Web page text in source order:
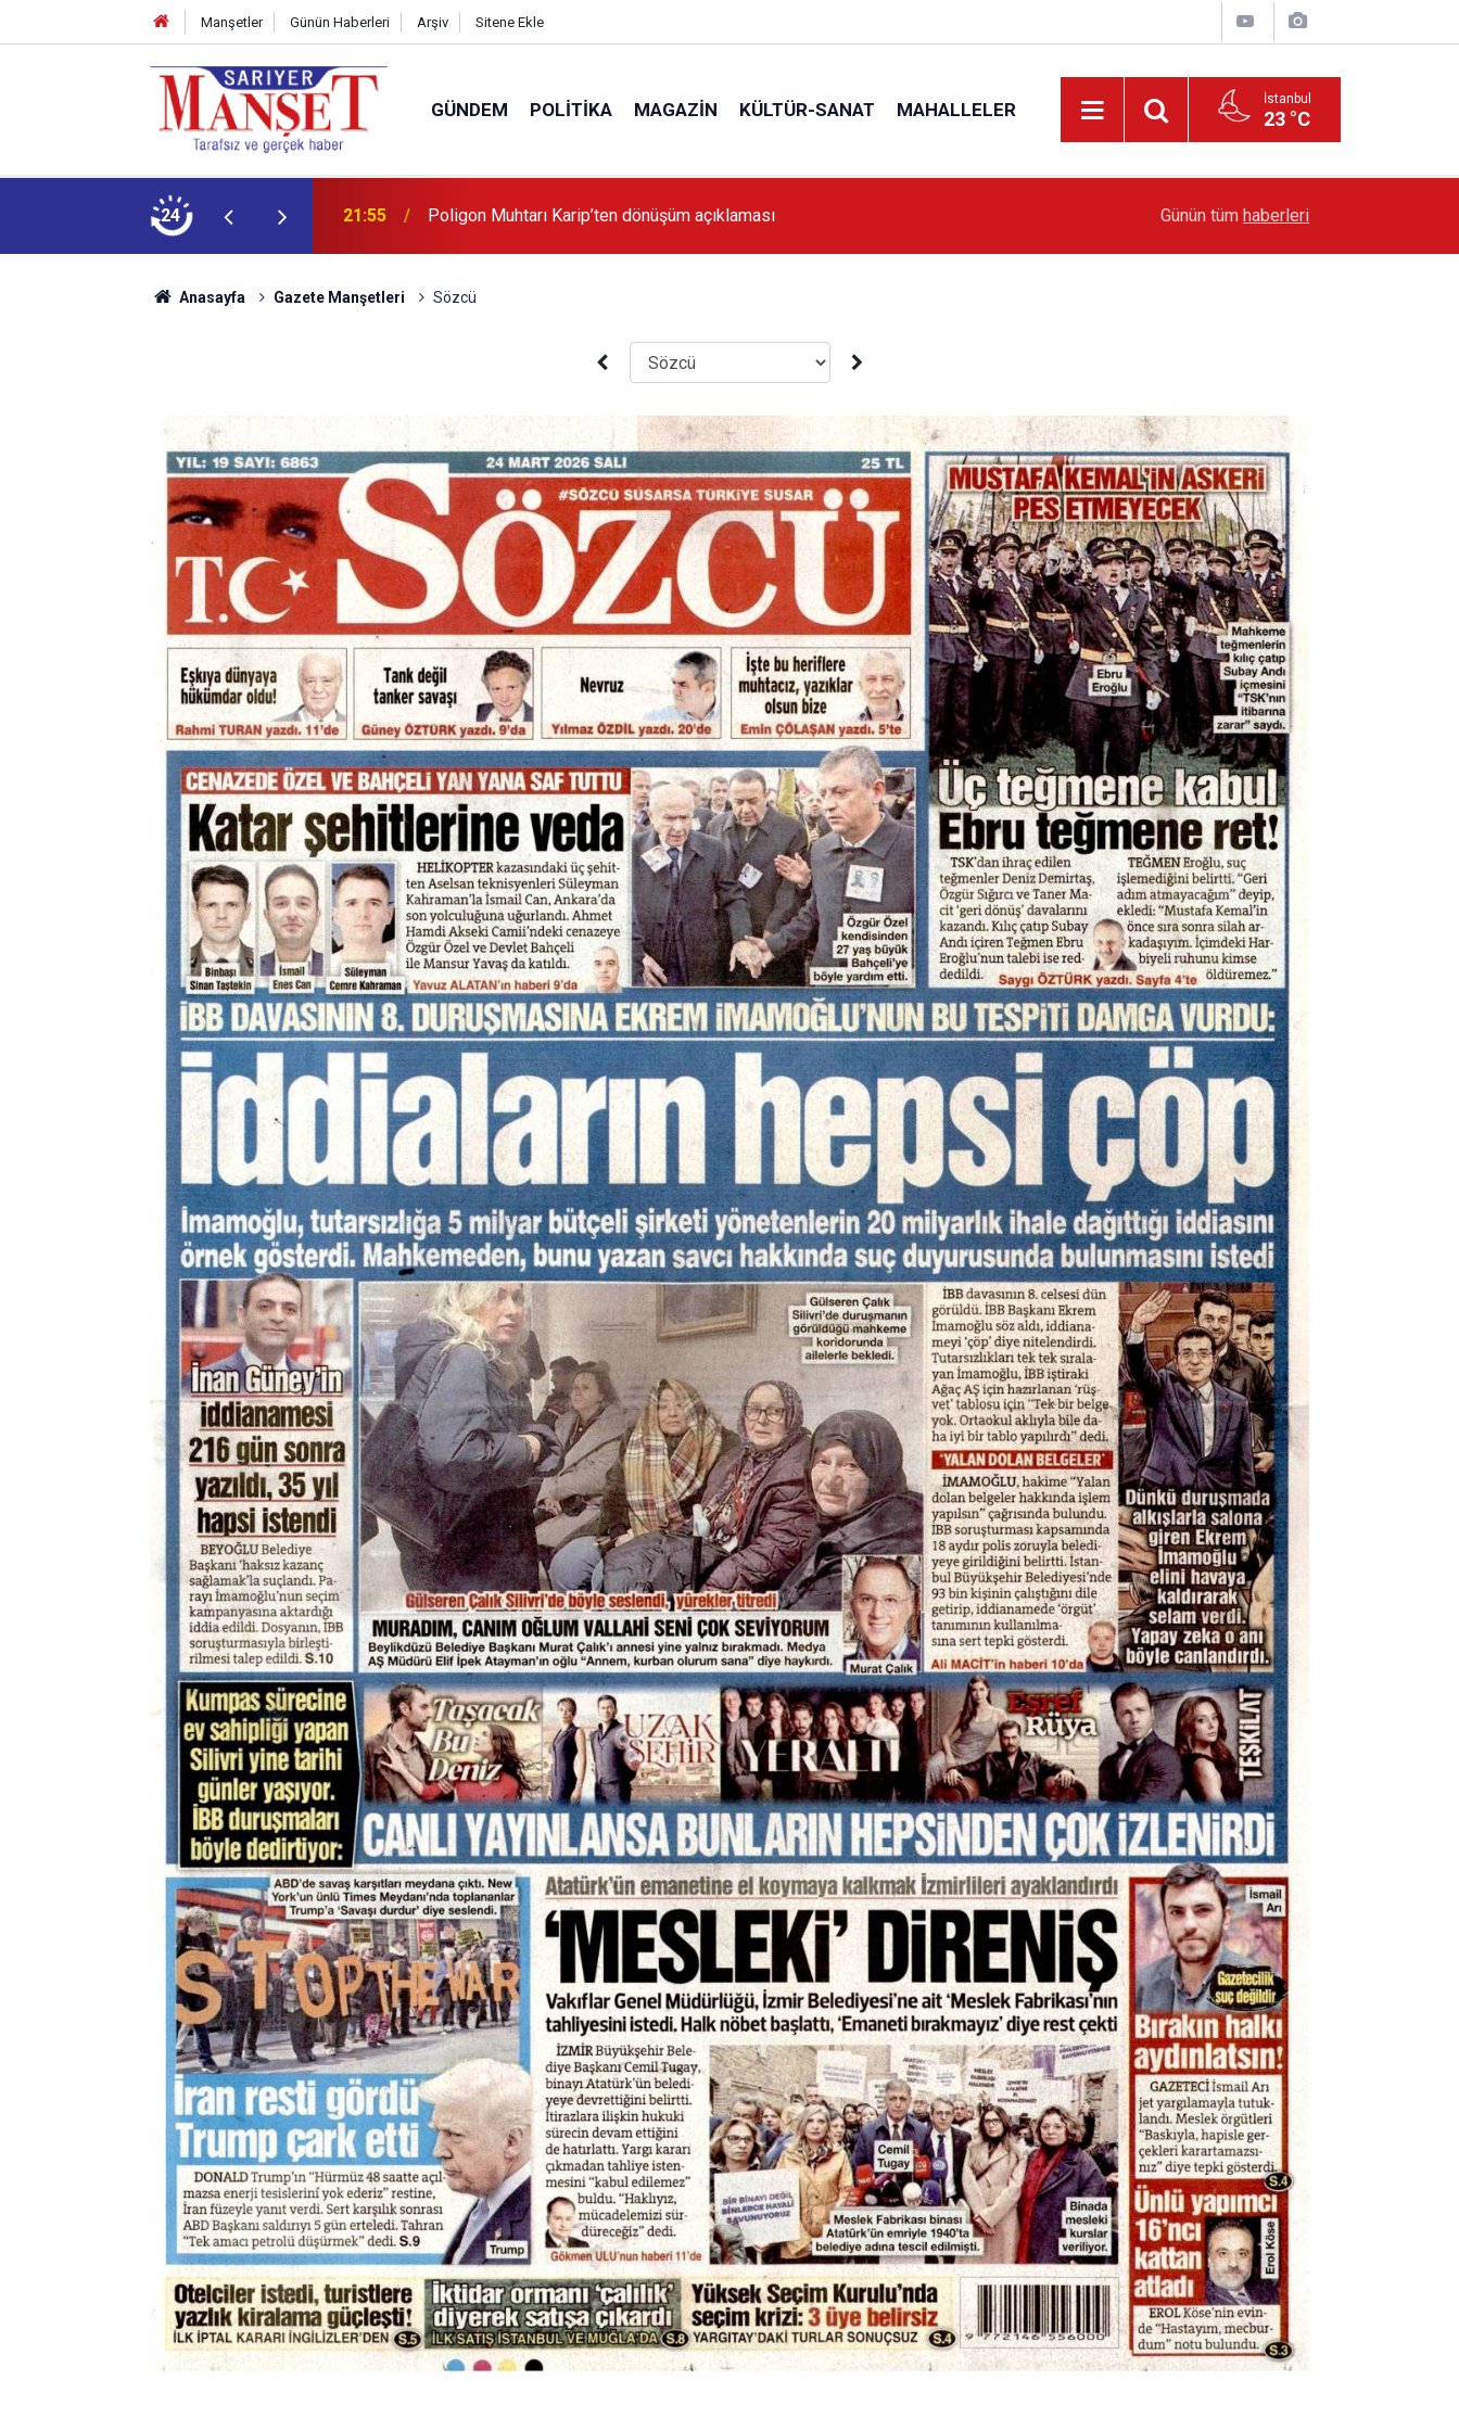
Manşetler Günün Haberleri Arşiv Sitene Ekle
GÜNDEM POLITIKA MAGAZIN KÜLTÜR-SANAT MAHALLELER İstanbul
23 °C
24 13:36 'Poligon'da İstanbul'a örnek proje gerçekleştirilecek' Sarıyer’de Edebiyat Rüzgârı Esecek
Günün tüm haberleri
Anasayfa Gazete Manşetleri Sözcü